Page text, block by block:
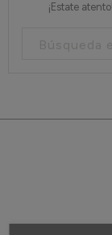
¡Estate